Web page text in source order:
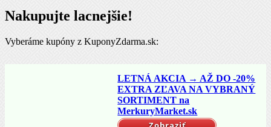
Nakupujte lacnejšie!
Vyberáme kupóny z KuponyZdarma.sk:
LETNÁ AKCIA → AŽ DO -20%
EXTRA ZĽAVA NA VYBRANÝ
SORTIMENT na
MerkuryMarket.sk